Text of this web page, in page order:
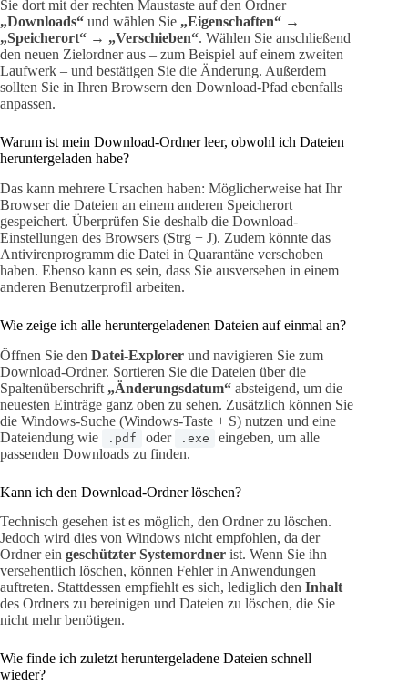
Sie dort mit der rechten Maustaste auf den Ordner
„Downloads“ und wählen Sie „Eigenschaften“ →
„Speicherort“ → „Verschieben“. Wählen Sie anschließend
den neuen Zielordner aus – zum Beispiel auf einem zweiten
Laufwerk – und bestätigen Sie die Änderung. Außerdem
sollten Sie in Ihren Browsern den Download-Pfad ebenfalls
anpassen.
Warum ist mein Download-Ordner leer, obwohl ich Dateien
heruntergeladen habe?
Das kann mehrere Ursachen haben: Möglicherweise hat Ihr
Browser die Dateien an einem anderen Speicherort
gespeichert. Überprüfen Sie deshalb die Download-
Einstellungen des Browsers (Strg + J). Zudem könnte das
Antivirenprogramm die Datei in Quarantäne verschoben
haben. Ebenso kann es sein, dass Sie ausversehen in einem
anderen Benutzerprofil arbeiten.
Wie zeige ich alle heruntergeladenen Dateien auf einmal an?
Öffnen Sie den Datei-Explorer und navigieren Sie zum
Download-Ordner. Sortieren Sie die Dateien über die
Spaltenüberschrift „Änderungsdatum“ absteigend, um die
neuesten Einträge ganz oben zu sehen. Zusätzlich können Sie
die Windows-Suche (Windows-Taste + S) nutzen und eine
Dateiendung wie
.pdf oder .exe
eingeben, um alle
passenden Downloads zu finden.
Kann ich den Download-Ordner löschen?
Technisch gesehen ist es möglich, den Ordner zu löschen.
Jedoch wird dies von Windows nicht empfohlen, da der
Ordner ein geschützter Systemordner ist. Wenn Sie ihn
versehentlich löschen, können Fehler in Anwendungen
auftreten. Stattdessen empfiehlt es sich, lediglich den Inhalt
des Ordners zu bereinigen und Dateien zu löschen, die Sie
nicht mehr benötigen.
Wie finde ich zuletzt heruntergeladene Dateien schnell
wieder?